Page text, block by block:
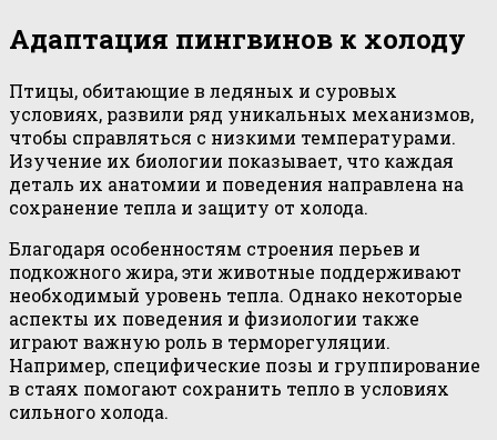
Адаптация пингвинов к холоду
Птицы, обитающие в ледяных и суровых
условиях, развили ряд уникальных механизмов,
чтобы справляться с низкими температурами.
Изучение их биологии показывает, что каждая
деталь их анатомии и поведения направлена на
сохранение тепла и защиту от холода.
Благодаря особенностям строения перьев и
подкожного жира, эти животные поддерживают
необходимый уровень тепла. Однако некоторые
аспекты их поведения и физиологии также
играют важную роль в терморегуляции.
Например, специфические позы и группирование
в стаях помогают сохранить тепло в условиях
сильного холода.